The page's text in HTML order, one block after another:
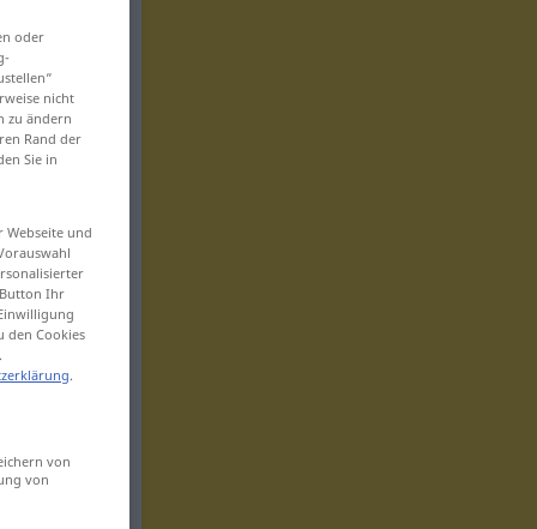
oder
nicht
zu ändern
Rand der
Sie in
und
Ihr
den Cookies
.
von
von